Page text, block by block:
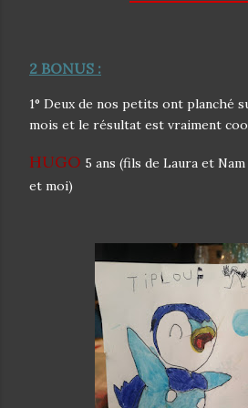
2 BONUS :
1° Deux de nos petits ont planché
mois et le résultat est vraiment
HUGO 5 ans (fils de Laura et
et moi)